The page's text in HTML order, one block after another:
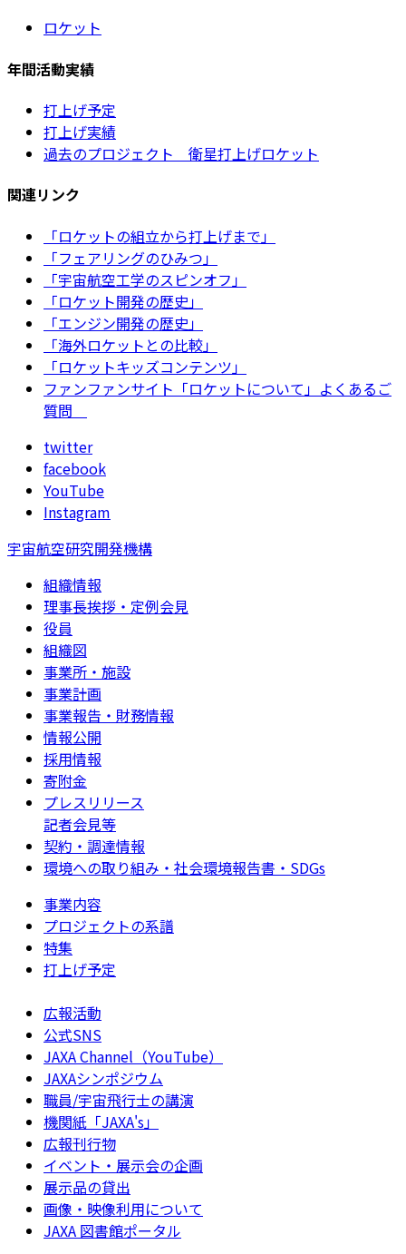
ロケット
年間活動実績
打上げ予定
打上げ実績
過去のプロジェクト 衛星打上げロケット
関連リンク
「ロケットの組立から打上げまで」
「フェアリングのひみつ」
「宇宙航空工学のスピンオフ」
「ロケット開発の歴史」
「エンジン開発の歴史」
「海外ロケットとの比較」
「ロケットキッズコンテンツ」
ファンファンサイト「ロケットについて」よくあるご
質問
twitter
facebook
YouTube
Instagram
宇宙航空研究開発機構
組織情報
理事長挨拶・定例会見
役員
組織図
事業所・施設
事業計画
事業報告・財務情報
情報公開
採用情報
寄附金
プレスリリース
記者会見等
契約・調達情報
環境への取り組み・社会環境報告書・SDGs
事業内容
プロジェクトの系譜
特集
打上げ予定
広報活動
公式SNS
JAXA Channel（YouTube）
JAXAシンポジウム
職員/宇宙飛行士の講演
機関紙「JAXA's」
広報刊行物
イベント・展示会の企画
展示品の貸出
画像・映像利用について
JAXA 図書館ポータル